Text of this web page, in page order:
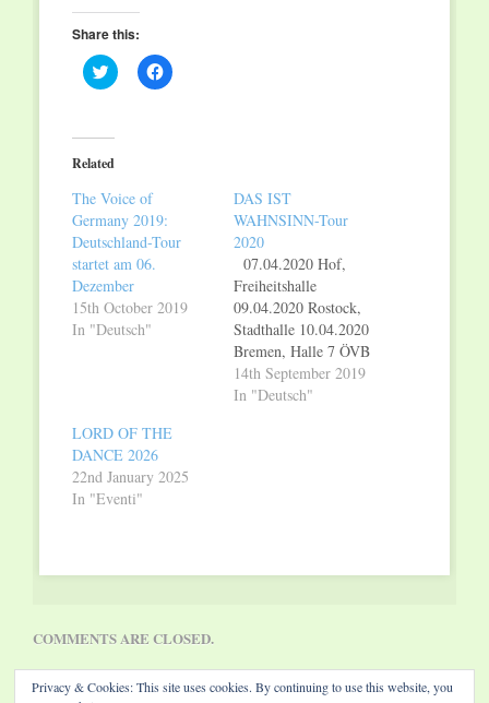
Share this:
Click
to
(Opens
in
new
Click
to
Related
The Voice of
Germany 2019:
Deutschland-Tour
startet am 06.
Dezember
15th October 2019
In "Deutsch"
DAS IST
WAHNSINN-Tour
2020
07.04.2020 Hof,
Freiheitshalle
09.04.2020 Rostock,
Stadthalle 10.04.2020
Bremen, Halle 7 ÖVB
Arena 11.04.2020
Kiel, Sparkassen
14th September 2019
In "Deutsch"
LORD OF THE
DANCE 2026
22nd January 2025
In "Eventi"
COMMENTS ARE CLOSED.
Privacy & Cookies: This site uses cookies. By continuing to use this website, you